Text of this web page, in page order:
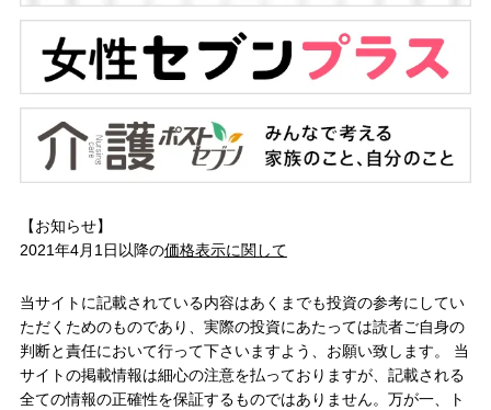
【お知らせ】
2021年4月1日以降の価格表示に関して
当サイトに記載されている内容はあくまでも投資の参考にしてい
ただくためのものであり、実際の投資にあたっては読者ご自身の
判断と責任において行って下さいますよう、お願い致します。 当
サイトの掲載情報は細心の注意を払っておりますが、記載される
全ての情報の正確性を保証するものではありません。万が一、ト